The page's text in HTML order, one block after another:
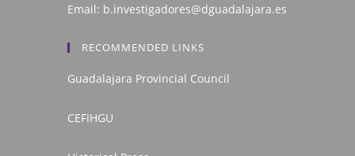
Email: b.investigadores@dguadalajara.es
RECOMMENDED LINKS
Guadalajara Provincial Council
CEFIHGU